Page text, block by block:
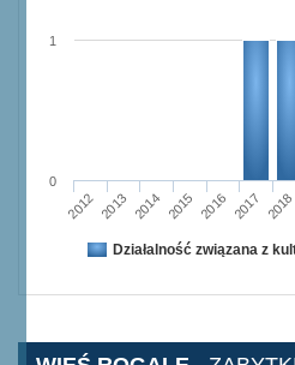
2012 2013 2014 2015 2016 2017 2018
0
1
Działalność związana z